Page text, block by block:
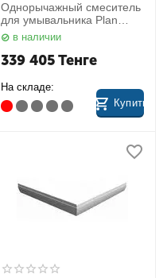
Однорычажный смеситель
для умывальника Plan
Keuco 52902012102
в наличии
339 405Тенге
На складе:
Купить